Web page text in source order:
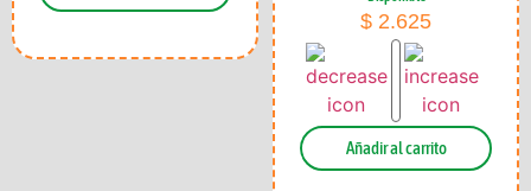
$ 2.625
Añadir al carrito